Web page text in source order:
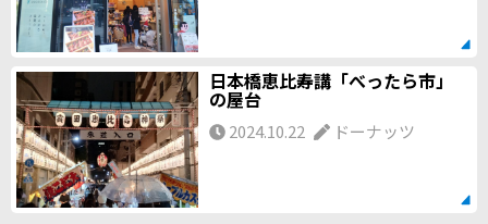
日本橋恵比寿講「べったら市」
の屋台
2024.10.22 ドーナッツ